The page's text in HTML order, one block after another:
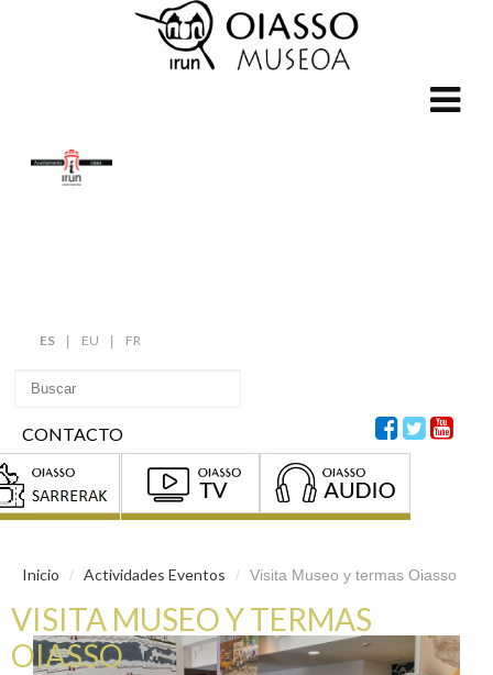
ES EU FR
CONTACTO
Inicio / Actividades Eventos / Visita Museo y termas Oiasso
VISITA MUSEO Y TERMAS
OIASSO